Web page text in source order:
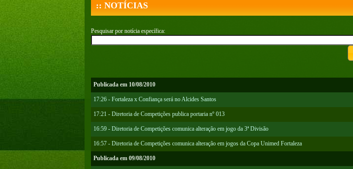
:: NOTÍCIAS
Pesquisar por notícia específica:
Publicada em 10/08/2010
17:26 - Fortaleza x Confiança será no Alcides Santos
17:21 - Diretoria de Competições publica portaria nº 013
16:59 - Diretoria de Competições comunica alteração em jogo da 3ª Divisão
16:57 - Diretoria de Competições comunica alteração em jogos da Copa Unimed Fortaleza
Publicada em 09/08/2010